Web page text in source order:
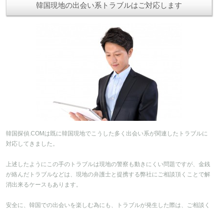
韓国現地の出会い系トラブルはご対応します
韓国探偵.COMは既に韓国現地でこうした多く出会い系が関連したトラブルに
対応してきました。
上述したようにこの手のトラブルは現地の警察も動きにくい問題ですが、金銭
が絡んだトラブルなどは、現地の弁護士と提携する弊社にご相談頂くことで解
消出来るケースもあります。
安全に、韓国での出会いを楽しむ為にも、トラブルが発生した際は、ご相談く